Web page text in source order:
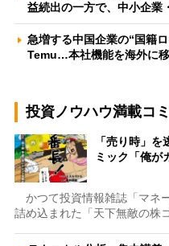
益続出の一方で、中小企業
急増する中国企業の“国籍
Temu…本社機能を海外に
投資ノウハウ満載コ
「売り時」
ミック「俺が
かつて投資情報雑誌「マネ
詰め込まれた「天下無敵の株